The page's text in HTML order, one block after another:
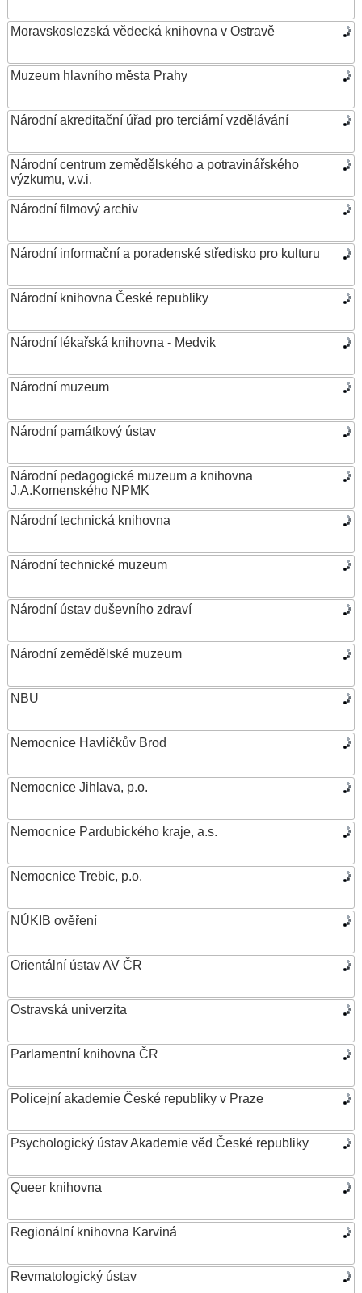
Moravskoslezská vědecká knihovna v Ostravě
Muzeum hlavního města Prahy
Národní akreditační úřad pro terciární vzdělávání
Národní centrum zemědělského a potravinářského
výzkumu, v.v.i.
Národní filmový archiv
Národní informační a poradenské středisko pro kulturu
Národní knihovna České republiky
Národní lékařská knihovna - Medvik
Národní muzeum
Národní památkový ústav
Národní pedagogické muzeum a knihovna
J.A.Komenského NPMK
Národní technická knihovna
Národní technické muzeum
Národní ústav duševního zdraví
Národní zemědělské muzeum
NBU
Nemocnice Havlíčkův Brod
Nemocnice Jihlava, p.o.
Nemocnice Pardubického kraje, a.s.
Nemocnice Trebic, p.o.
NÚKIB ověření
Orientální ústav AV ČR
Ostravská univerzita
Parlamentní knihovna ČR
Policejní akademie České republiky v Praze
Psychologický ústav Akademie věd České republiky
Queer knihovna
Regionální knihovna Karviná
Revmatologický ústav